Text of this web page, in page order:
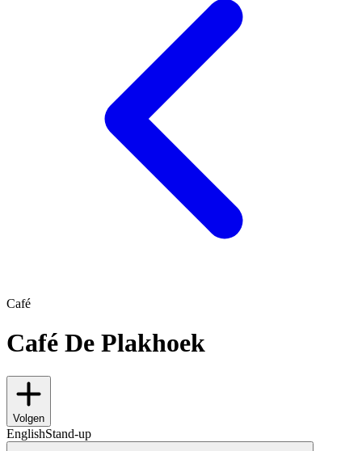
Café
Café De Plakhoek
Volgen
EnglishStand-up